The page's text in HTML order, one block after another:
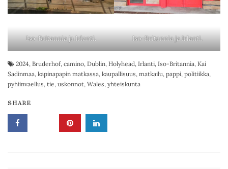
Iso-Britannia ja Irlanti. Iso-Britannia ja Irlanti.
2024, Bruderhof, camino, Dublin, Holyhead, Irlanti, Iso-Britannia, Kai
Sadinmaa, kapinapapin matkassa, kaupallisuus, matkailu, pappi, politiikka,
pyhiinvaellus, tie, uskonnot, Wales, yhteiskunta
SHARE